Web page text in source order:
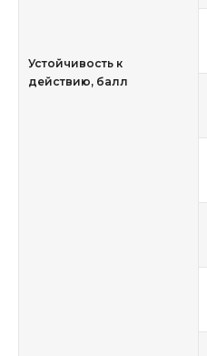
Устойчивость к
действию, балл